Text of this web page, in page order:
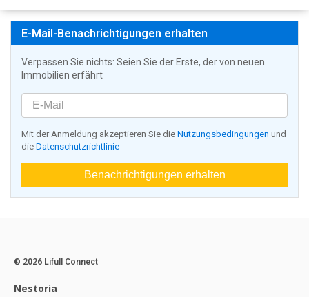
E-Mail-Benachrichtigungen erhalten
Verpassen Sie nichts: Seien Sie der Erste, der von neuen
Immobilien erfährt
Mit der Anmeldung akzeptieren Sie die Nutzungsbedingungen und
die Datenschutzrichtlinie
Benachrichtigungen erhalten
© 2026 Lifull Connect
Nestoria